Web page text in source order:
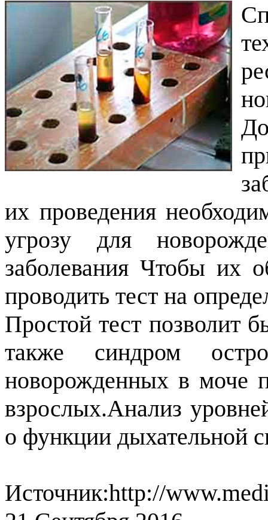
их проведения
угрозу для
заболевания Чтобы их
проводить тест на
Простой тест позволит
также синдром
новорожденных в моче
взрослых.Анализ
о функции дыхательной
Источник:http://